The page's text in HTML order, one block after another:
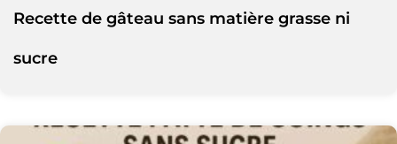
Recette de gâteau sans matière grasse ni
sucre